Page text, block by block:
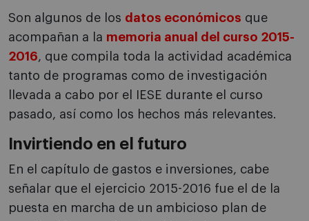
Son algunos de los datos económicos que
acompañan a la memoria anual del curso 2015-
2016, que compila toda la actividad académica
tanto de programas como de investigación
llevada a cabo por el IESE durante el curso
pasado, así como los hechos más relevantes.
Invirtiendo en el futuro
En el capítulo de gastos e inversiones, cabe
señalar que el ejercicio 2015-2016 fue el de la
puesta en marcha de un ambicioso plan de